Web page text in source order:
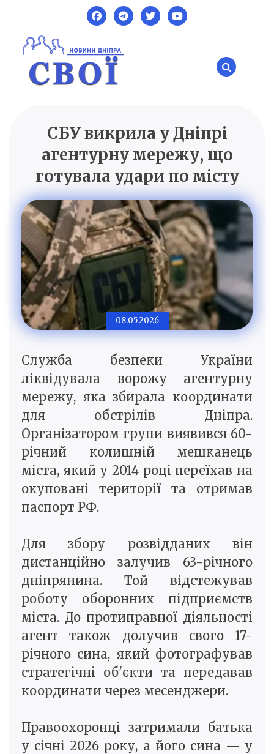
content
SVOI.DP.UA
Новини Дніпра
СБУ викрила у Дніпрі
агентурну мережу, що
готувала удари по місту
08.05.2026
Служба безпеки України
ліквідувала ворожу агентурну
мережу, яка збирала координати
для обстрілів Дніпра.
Організатором групи виявився 60-
річний колишній мешканець
міста, який у 2014 році переїхав на
окуповані території та отримав
паспорт РФ.
Для збору розвідданих він
дистанційно залучив 63-річного
дніпрянина. Той відстежував
роботу оборонних підприємств
міста. До протиправної діяльності
агент також долучив свого 17-
річного сина, який фотографував
стратегічні об'єкти та передавав
координати через месенджери.
Правоохоронці затримали батька
у січні 2026 року, а його сина — у